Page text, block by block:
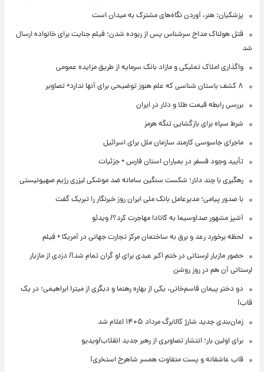
پزشکیان: هنر، آوردن نگاه‌های مشترک به میدان است
قتل هولناک مداح سرشناس پس از ربوده شدن؛ فیلم جنایت برای خانواده ارسال
شد
واگذاری املاک تملیکی و مازاد بانک سرمایه از طریق مزایده عمومی
۸ کشف باستان شناسی که علم هنوز توضیحی برای آنها ندارد+ تصاویر
بررسی رابطه قیمت طلا و دلار در ایران
شرط سپاه برای بازگشایی تنگه هرمز
ماجرای جاسوسی کارمند سازمان ملل برای اسرائیل
تأیید وجود فسفر در بمباران استان فارس + جزئیات
رهگیری با چند دلار؛ شکست سنگین سامانه ضد موشکی لیزری رژیم صهیونیستی
با صدور پیامی؛ مدیرعامل بانک ملی ایران روز خبرنگار را تبریک گفت
آشپز مشهور صداوسیما به کانادا مهاجرت کرد؟/ ویدئو
لحظه برخورد رعد و برق به ساختمان مرکز تجارت جهانی در آمریکا + فیلم
حضور مازیار لرستانی در ختم اکبر عبدی برای او گران تمام شد!/ دزدی از مازیار
لرستانی آن هم در روز روشن
دو دختر پیمان قاسم‌خانی، یکی از بهاره رهنما و دیگری از میترا ابراهیمی؛ در یک
قاب!
زمان‌بندی جدید شارژ کالابرگ مرداد ۱۴۰۵ اعلام شد
برای اولین بار؛ انتشار تصاویری از رهبر جدید انقلاب/ویدیو
قاب عاشقانه و پست متفاوت همسر شاهرخ استخری!